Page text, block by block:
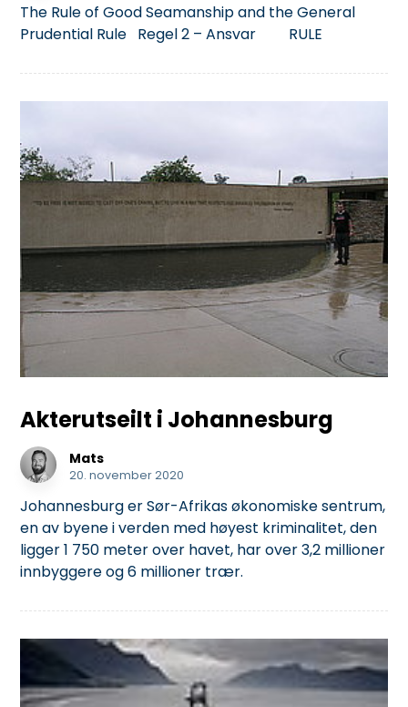
The Rule of Good Seamanship and the General
Prudential Rule Regel 2 – Ansvar RULE
Akterutseilt i Johannesburg
Mats
20. november 2020
Johannesburg er Sør-Afrikas økonomiske sentrum,
en av byene i verden med høyest kriminalitet, den
ligger 1 750 meter over havet, har over 3,2 millioner
innbyggere og 6 millioner trær.